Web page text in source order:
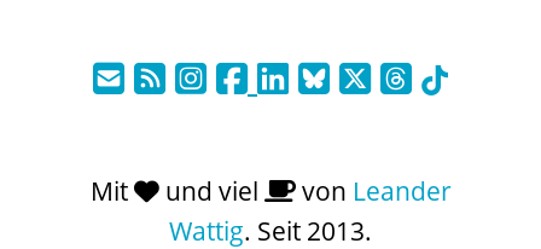
Mit und viel von Leander
Wattig. Seit 2013.